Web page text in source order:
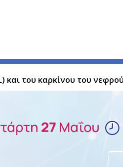
και του καρκίνου του νεφρού